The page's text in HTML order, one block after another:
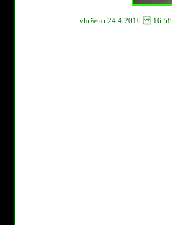
vloženo 24.4.2010 16:58